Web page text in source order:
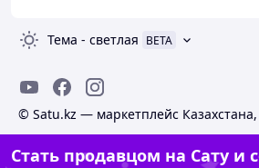
Тема - светлая BETA
© Satu.kz — маркетплейс
Стать продавцом на Сату и